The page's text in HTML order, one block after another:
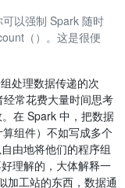
以强制 Spark 随时
（）。这是很便
处理数据传递的次
常花费大量时间思考
在 Spark 中，把数据
组件）不如写成多个
由地将他们的程序组
理解的，大体解释一
加工站的东西，数据通